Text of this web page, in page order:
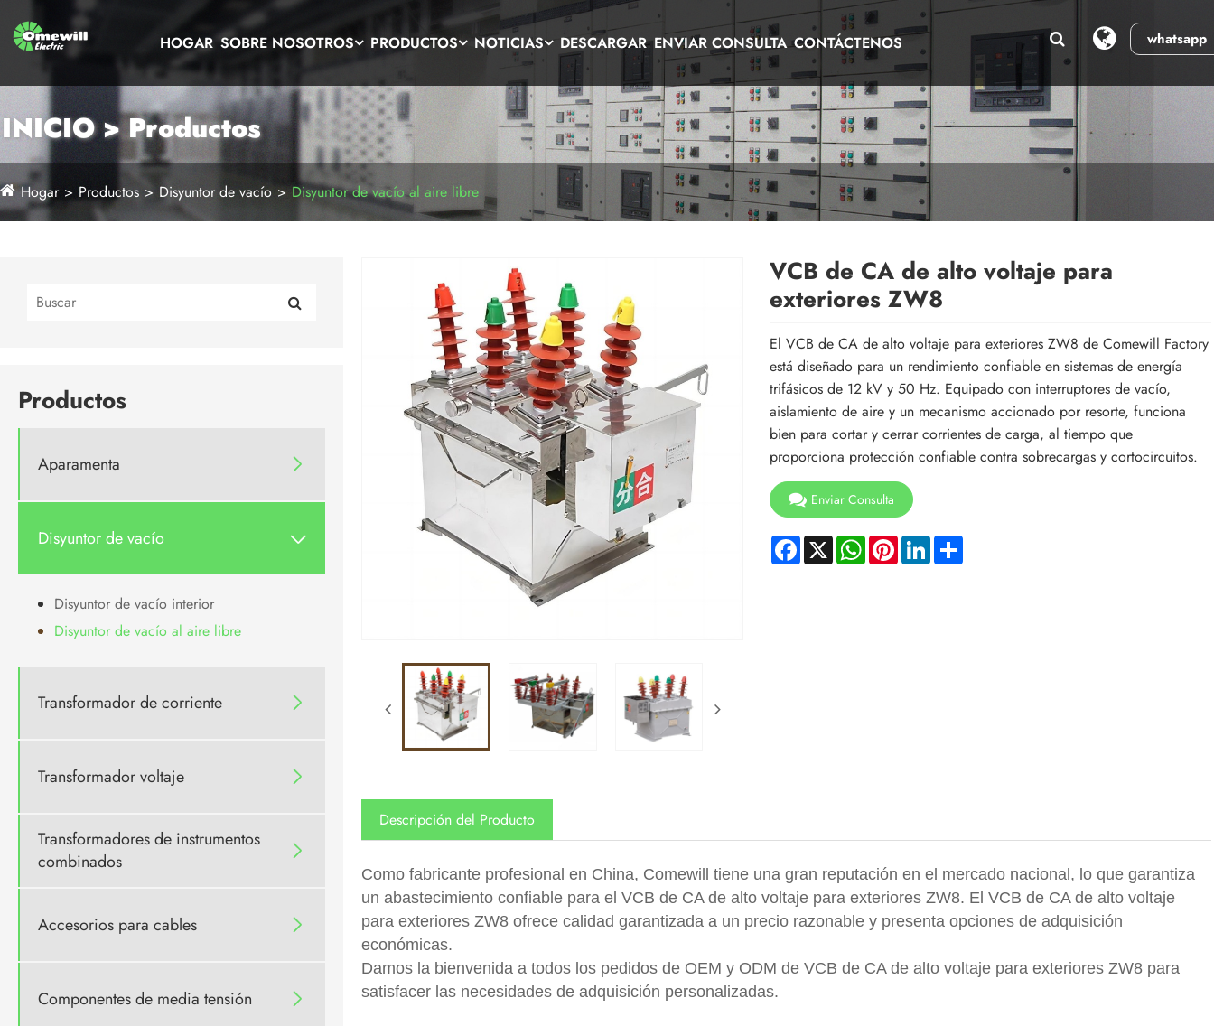
whatsapp
HOGAR SOBRE NOSOTROS PRODUCTOS NOTICIAS DESCARGAR ENVIAR CONSULTA CONTÁCTENOS
INICIO > Productos
Hogar Productos Disyuntor de vacío Disyuntor de vacío al aire libre
Productos
Aparamenta 
Disyuntor de vacío 
Disyuntor de vacío interior
Disyuntor de vacío al aire libre
Transformador de corriente 
Transformador voltaje 
Transformadores de instrumentos
combinados

Accesorios para cables 
Componentes de media tensión 
VCB de CA de alto voltaje para
exteriores ZW8
El VCB de CA de alto voltaje para exteriores ZW8 de Comewill Factory
está diseñado para un rendimiento confiable en sistemas de energía
trifásicos de 12 kV y 50 Hz. Equipado con interruptores de vacío,
aislamiento de aire y un mecanismo accionado por resorte, funciona
bien para cortar y cerrar corrientes de carga, al tiempo que
proporciona protección confiable contra sobrecargas y cortocircuitos.
Enviar Consulta
Facebook
X WhatsApp
PinterestLinkedInShare
Descripción del Producto
Como fabricante profesional en China, Comewill tiene una gran reputación en el mercado nacional, lo que garantiza
un abastecimiento confiable para el VCB de CA de alto voltaje para exteriores ZW8. El VCB de CA de alto voltaje
para exteriores ZW8 ofrece calidad garantizada a un precio razonable y presenta opciones de adquisición
económicas.
Damos la bienvenida a todos los pedidos de OEM y ODM de VCB de CA de alto voltaje para exteriores ZW8 para
satisfacer las necesidades de adquisición personalizadas.